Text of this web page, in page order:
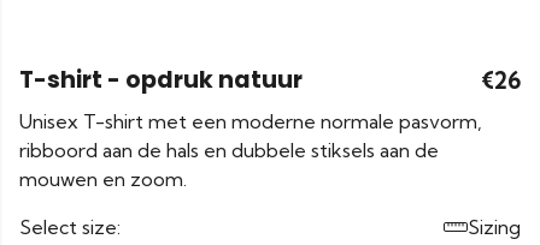
T-shirt - opdruk natuur €26
Unisex T-shirt met een moderne normale pasvorm,
ribboord aan de hals en dubbele stiksels aan de
mouwen en zoom.
Select size:
Sizing